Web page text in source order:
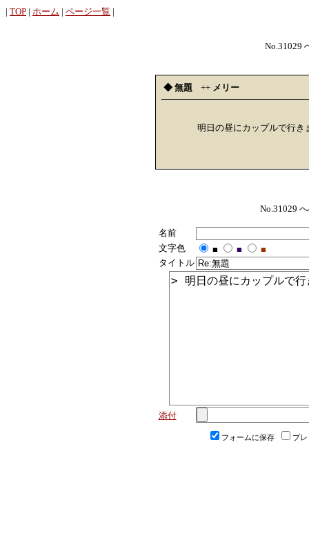
| TOP | ホーム | ページ一覧 |
No.31029
◆ 無題 ++ メリー
明日の昼にカップルで行き
No.31029
名前
文字色
■ ■
■
タイトル
添付
フォームに保存 プ